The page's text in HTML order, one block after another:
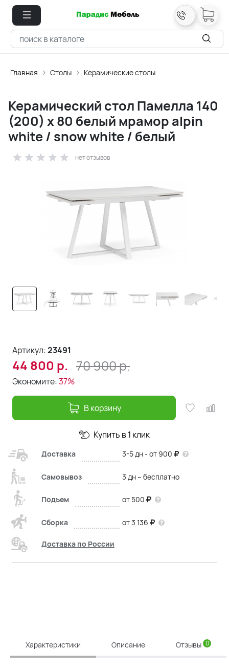
Главная Столы Керамические столы
Керамический стол Памелла 140
(200) х 80 белый мрамор alpin
white / snow white / белый
нет отзывов
Артикул:23491
44 800 р. 70 900р.
Экономите:37%
В корзину
Купить в 1 клик
Доставка 3-5 дн - от 900
Самовывоз 3 дн – бесплатно
Подъем от 500
Сборка от 3 136
Доставка по России
Характеристики Описание Отзывы 0